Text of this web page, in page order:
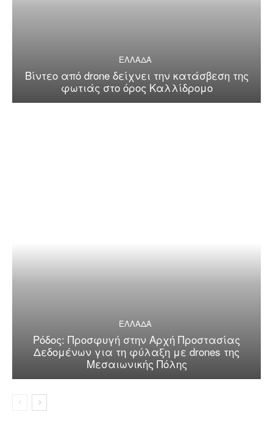
ΕΛΛΑΔΑ
Βίντεο από drone δείχνει την κατάσβεση της
φωτιάς στο όρος Καλλίδρομο
ΕΛΛΑΔΑ
Ρόδος: Προσφυγή στην Αρχή Προστασίας
Δεδομένων για τη φύλαξη με drones της
Μεσαιωνικής Πόλης